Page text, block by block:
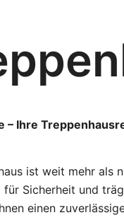
– Ihre
ist weit mehr als
Sicherheit und
einen